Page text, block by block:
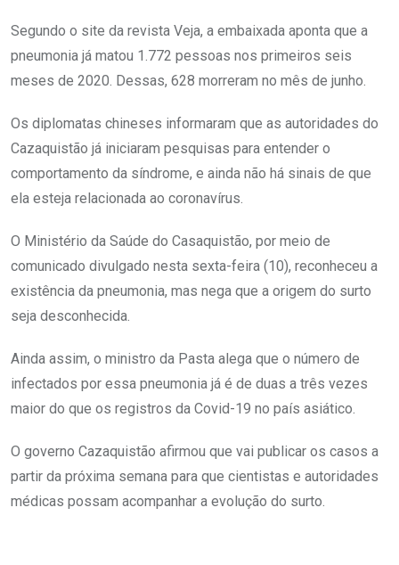
Segundo o site da revista Veja, a embaixada aponta que a
pneumonia já matou 1.772 pessoas nos primeiros seis
meses de 2020. Dessas, 628 morreram no mês de junho.
Os diplomatas chineses informaram que as autoridades do
Cazaquistão já iniciaram pesquisas para entender o
comportamento da síndrome, e ainda não há sinais de que
ela esteja relacionada ao coronavírus.
O Ministério da Saúde do Casaquistão, por meio de
comunicado divulgado nesta sexta-feira (10), reconheceu a
existência da pneumonia, mas nega que a origem do surto
seja desconhecida.
Ainda assim, o ministro da Pasta alega que o número de
infectados por essa pneumonia já é de duas a três vezes
maior do que os registros da Covid-19 no país asiático.
O governo Cazaquistão afirmou que vai publicar os casos a
partir da próxima semana para que cientistas e autoridades
médicas possam acompanhar a evolução do surto.